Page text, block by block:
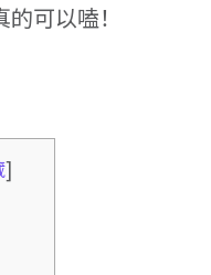
可以嗑！
]